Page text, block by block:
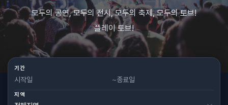
모두의 공연, 모두의 전시, 모두의 축제, 모두의 토브!
플레이 토브!
기간
~
지역